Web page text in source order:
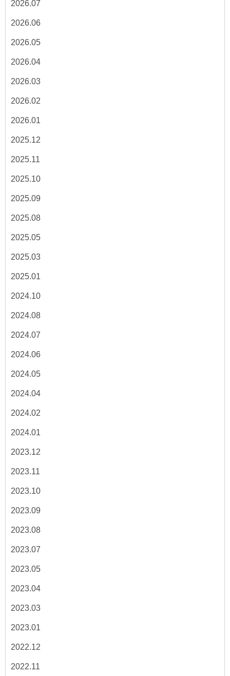
2026.07
2026.06
2026.05
2026.04
2026.03
2026.02
2026.01
2025.12
2025.11
2025.10
2025.09
2025.08
2025.05
2025.03
2025.01
2024.10
2024.08
2024.07
2024.06
2024.05
2024.04
2024.02
2024.01
2023.12
2023.11
2023.10
2023.09
2023.08
2023.07
2023.05
2023.04
2023.03
2023.01
2022.12
2022.11